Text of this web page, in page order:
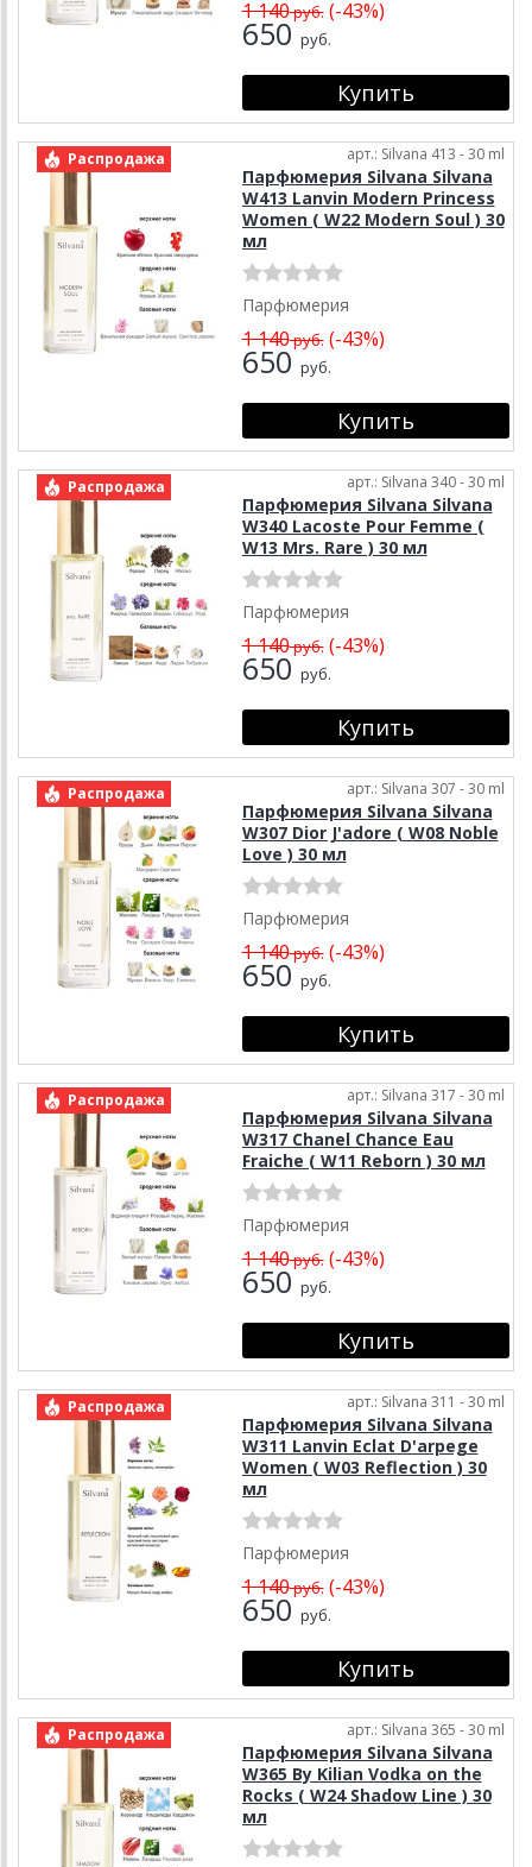
1 140руб.(-43%)
650 руб.
Распродажа арт.: Silvana 413 - 30 ml
Парфюмерия Silvana Silvana
W413 Lanvin Modern Princess
Women ( W22 Modern Soul ) 30
мл
Парфюмерия
1 140руб.(-43%)
650 руб.
Распродажа арт.: Silvana 340 - 30 ml
Парфюмерия Silvana Silvana
W340 Lacoste Pour Femme (
W13 Mrs. Rare ) 30 мл
Парфюмерия
1 140руб.(-43%)
650 руб.
Распродажа арт.: Silvana 307 - 30 ml
Парфюмерия Silvana Silvana
W307 Dior J'adore ( W08 Noble
Love ) 30 мл
Парфюмерия
1 140руб.(-43%)
650 руб.
Распродажа арт.: Silvana 317 - 30 ml
Парфюмерия Silvana Silvana
W317 Chanel Chance Eau
Fraiche ( W11 Reborn ) 30 мл
Парфюмерия
1 140руб.(-43%)
650 руб.
Распродажа арт.: Silvana 311 - 30 ml
Парфюмерия Silvana Silvana
W311 Lanvin Eclat D'arpege
Women ( W03 Reflection ) 30
мл
Парфюмерия
1 140руб.(-43%)
650 руб.
Распродажа арт.: Silvana 365 - 30 ml
Парфюмерия Silvana Silvana
W365 By Kilian Vodka on the
Rocks ( W24 Shadow Line ) 30
мл